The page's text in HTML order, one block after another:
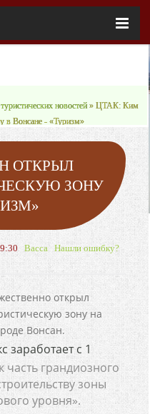
новостей » ЦТАК: Ким
в Вонсане - «Туризм»
ОТКРЫЛ
ЗОНУ
Васса Нашли ошибку?
открыл
зону на
Вонсан.
с 1
грандиозного
зоны
уровня».